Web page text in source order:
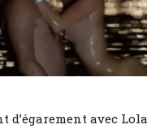
d’égarement avec